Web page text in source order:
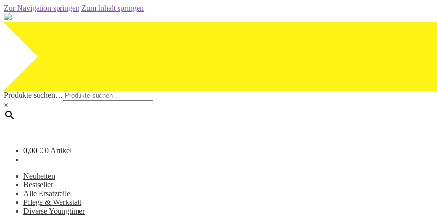
Zur Navigation springen Zum Inhalt springen
Produkte suchen…
×
0,00 € 0 Artikel
Neuheiten
Bestseller
Alle Ersatzteile
Pflege & Werkstatt
Diverse Youngtimer